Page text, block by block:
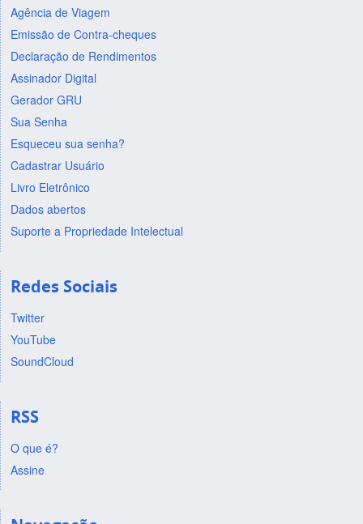
Agência de Viagem
Emissão de Contra-cheques
Declaração de Rendimentos
Assinador Digital
Gerador GRU
Sua Senha
Esqueceu sua senha?
Cadastrar Usuário
Livro Eletrônico
Dados abertos
Suporte a Propriedade Intelectual
Redes Sociais
Twitter
YouTube
SoundCloud
RSS
O que é?
Assine